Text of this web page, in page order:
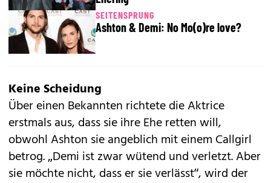
SEITENSPRUNG
Ashton & Demi: No Mo(o)re love?
Keine Scheidung
Über einen Bekannten richtete die Aktrice
erstmals aus, dass sie ihre Ehe retten will,
obwohl Ashton sie angeblich mit einem Callgirl
betrog. „Demi ist zwar wütend und verletzt. Aber
sie möchte nicht, dass er sie verlässt“, wird der